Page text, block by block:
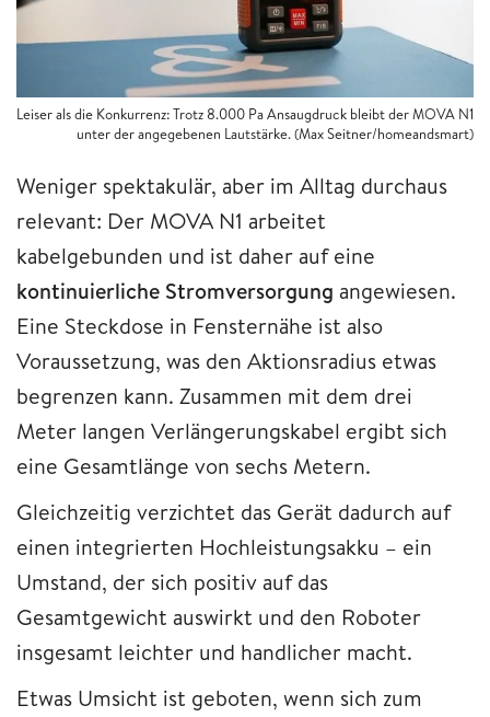
Leiser als die Konkurrenz: Trotz 8.000 Pa Ansaugdruck bleibt der MOVA N1
unter der angegebenen Lautstärke. (Max Seitner/homeandsmart)
Weniger spektakulär, aber im Alltag durchaus
relevant: Der MOVA N1 arbeitet
kabelgebunden und ist daher auf eine
kontinuierliche Stromversorgung angewiesen.
Eine Steckdose in Fensternähe ist also
Voraussetzung, was den Aktionsradius etwas
begrenzen kann. Zusammen mit dem drei
Meter langen Verlängerungskabel ergibt sich
eine Gesamtlänge von sechs Metern.
Gleichzeitig verzichtet das Gerät dadurch auf
einen integrierten Hochleistungsakku – ein
Umstand, der sich positiv auf das
Gesamtgewicht auswirkt und den Roboter
insgesamt leichter und handlicher macht.
Etwas Umsicht ist geboten, wenn sich zum